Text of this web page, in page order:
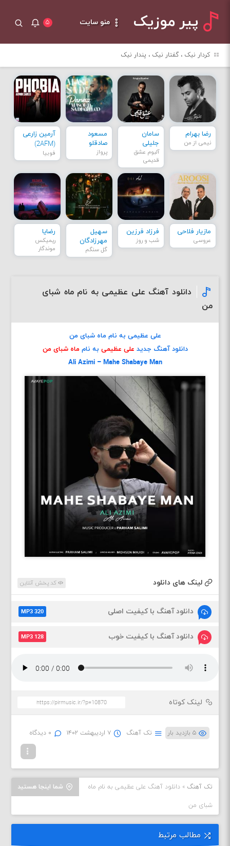
پیر موزیک منو سایت ۵
کردار نیک ، گفتار نیک ، پندار نیک
رضا بهرام
نیمی از من
سامان
جلیلی
آلبوم عشق
قدیمی
مسعود
صادقلو
پرواز
آرمین زارعی
(2AFM)
فوبیا
مازیار فلاحی
عروسی
فرزاد فرزین
شب و روز
سهیل
مهرزادگان
گل سنگم
رضایا
ریمیکس
موندگار
دانلود آهنگ علی عظیمی به نام ماه شبای
من
علی عظیمی به نام ماه شبای من
دانلود آهنگ جدید علی عظیمی به نامماه شبای من
Ali Azimi – Mahe Shabaye Man
لینک های دانلود کد پخش آنلاین
دانلود آهنگ با کیفیت اصلی MP3 320
دانلود آهنگ با کیفیت خوب MP3 128
لینک کوتاه
۵ بازدید بار تک آهنگ ۷ اردیبهشت ۱۴۰۲ ۰ دیدگاه
شما اینجا هستید تک آهنگ »دانلود آهنگ علی عظیمی به نام ماه
شبای من
مطالب مرتبط